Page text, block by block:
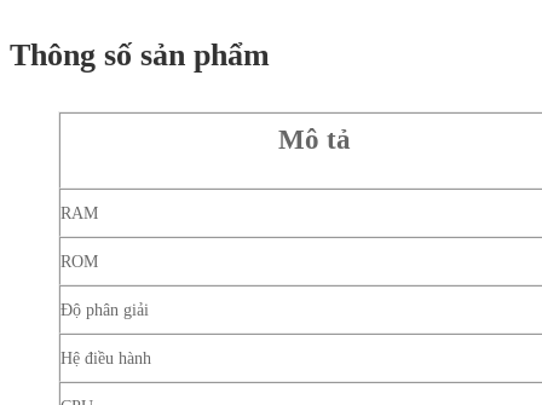
Thông số sản phẩm
Mô tả
RAM
ROM
Độ phân giải
Hệ điều hành